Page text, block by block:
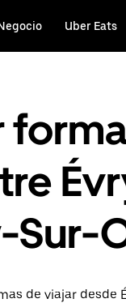
Uber Eats
Sur-
de viajar desde